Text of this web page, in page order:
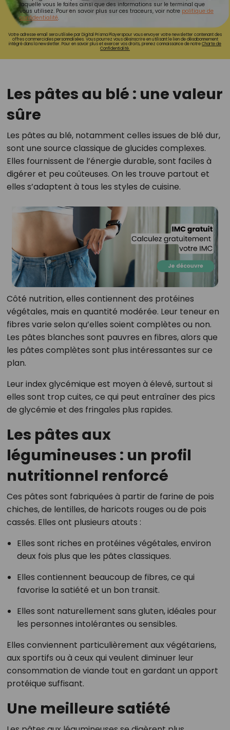
laquelle vous le faites ainsi que des informations sur le terminal que
vous utilisez. Pour en savoir plus sur ces traceurs, voir notre politique de
confidentialité.
Votre adresse email sera utilisée par Digital Prisma Playerspour vous envoyer votre newsletter contenant des
offres commerciales personnalisées. Vous pourrez vous désinscrire en utilisant le lien de désabonnement
intégré dans la newsletter. Pour en savoir plus et exercer vos droits, prenez connaissance de notreCharte de
Confidentialité.
Les pâtes au blé : une valeur
sûre
Les pâtes au blé, notamment celles issues de blé dur,
sont une source classique de glucides complexes.
Elles fournissent de l’énergie durable, sont faciles à
digérer et peu coûteuses. On les trouve partout et
elles s’adaptent à tous les styles de cuisine.
Côté nutrition, elles contiennent des protéines
végétales, mais en quantité modérée. Leur teneur en
fibres varie selon qu’elles soient complètes ou non.
Les pâtes blanches sont pauvres en fibres, alors que
les pâtes complètes sont plus intéressantes sur ce
plan.
Leur index glycémique est moyen à élevé, surtout si
elles sont trop cuites, ce qui peut entraîner des pics
de glycémie et des fringales plus rapides.
Les pâtes aux
légumineuses : un profil
nutritionnel renforcé
Ces pâtes sont fabriquées à partir de farine de pois
chiches, de lentilles, de haricots rouges ou de pois
cassés. Elles ont plusieurs atouts :
Elles sont riches en protéines végétales, environ
deux fois plus que les pâtes classiques.
Elles contiennent beaucoup de fibres, ce qui
favorise la satiété et un bon transit.
Elles sont naturellement sans gluten, idéales pour
les personnes intolérantes ou sensibles.
Elles conviennent particulièrement aux végétariens,
aux sportifs ou à ceux qui veulent diminuer leur
consommation de viande tout en gardant un apport
protéique suffisant.
Une meilleure satiété